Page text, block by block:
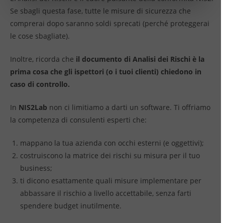
Se sbagli questa fase, tutte le misure di sicurezza che
comprerai dopo saranno soldi sprecati (perché proteggerai
le cose sbagliate).
Inoltre, ricorda che il documento di Analisi dei Rischi è la
prima cosa che gli ispettori (o i tuoi clienti) chiedono in
caso di controllo.
In NIS2Lab non ci limitiamo a darti un software. Ti offriamo
la competenza di consulenti esperti che:
mappano la tua azienda con occhi esterni (e oggettivi);
costruiscono la matrice dei rischi su misura per il tuo
business;
ti dicono esattamente quali misure implementare per
abbassare il rischio a livello accettabile, senza farti
spendere budget inutilmente.